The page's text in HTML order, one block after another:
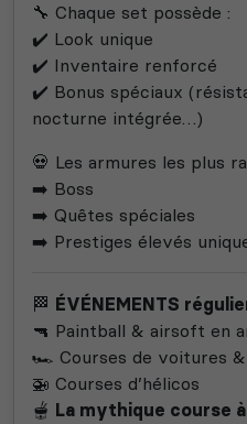
🔧 Chaque set possède :
✔️ Look unique
✔️ Inventaire renforcé
✔️ Bonus spéciaux
nocturne intégrée…)
💀 Les armures les plus
➡️ Boss
➡️ Quêtes spéciales
➡️ Prestiges élevés
🏁 ÉVÉNEMENTS
🔫 Paintball & airsoft en
🏎️ Courses de voitures
🚁 Courses d’hélicos
🫕 La mythique course